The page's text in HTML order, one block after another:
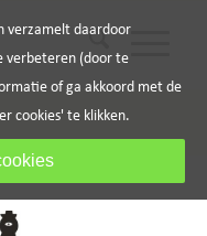
verzamelt daardoor
verbeteren (door te
of ga akkoord met de
cookies' te klikken.